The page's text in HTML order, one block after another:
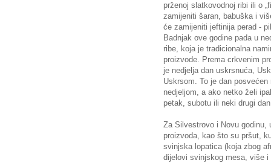
prženoj slatkovodnoj ribi ili o
zamijeniti šaran, babuška i
će zamijeniti jeftinija perad -
Badnjak ove godine pada u
ribe, koja je tradicionalna
proizvode. Prema crkvenim
je nedjelja dan uskrsnuća,
Uskrsom. To je dan
nedjeljom, a ako netko želi
petak, subotu ili neki drugi
Za Silvestrovo i Novu godinu,
proizvoda, kao što su pršut,
svinjska lopatica (koja zbog
dijelovi svinjskog mesa, više